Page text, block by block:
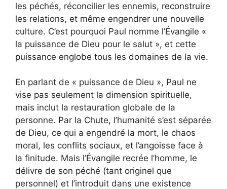
les péchés, réconcilier les ennemis, reconstruire
les relations, et même engendrer une nouvelle
culture. C’est pourquoi Paul nomme l’Évangile «
la puissance de Dieu pour le salut », et cette
puissance englobe tous les domaines de la vie.
En parlant de « puissance de Dieu », Paul ne
vise pas seulement la dimension spirituelle,
mais inclut la restauration globale de la
personne. Par la Chute, l’humanité s’est séparée
de Dieu, ce qui a engendré la mort, le chaos
moral, les conflits sociaux, et l’angoisse face à
la finitude. Mais l’Évangile recrée l’homme, le
délivre de son péché (tant originel que
personnel) et l’introduit dans une existence